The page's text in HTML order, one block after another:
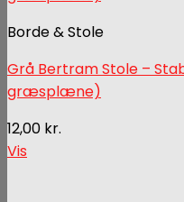
Borde & Stole
Grå Bertram Stole –
græsplæne)
12,00 kr.
Vis